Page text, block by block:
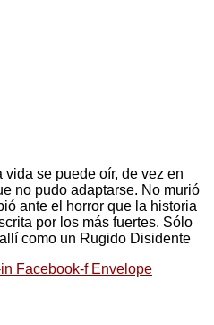
se puede oír, de vez en
no pudo adaptarse. No murió
ante el horror que la historia
por los más fuertes. Sólo
como un Rugido Disidente
Facebook-f Envelope